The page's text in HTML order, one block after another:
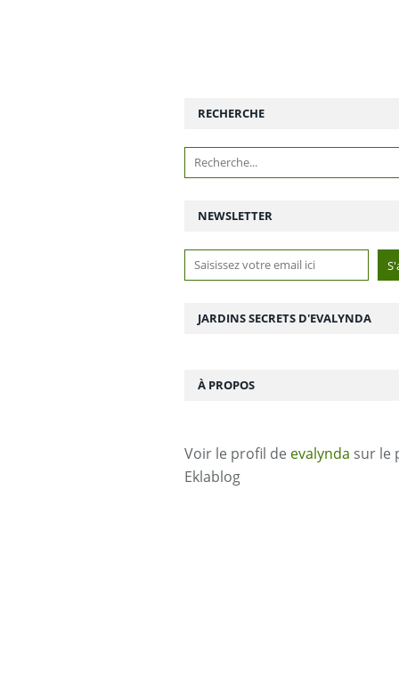
NEWSLETTER
RECHERCHE
JARDINS SECRETS D'EVALYNDA
À PROPOS
Voir le profil de evalynda sur le
Eklablog